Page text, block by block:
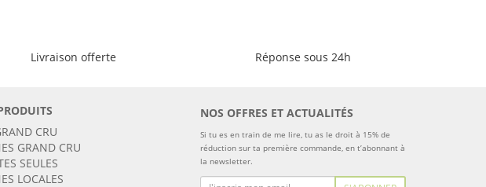
Livraison offerte Réponse sous 24h
CRU
GRAND CRU
SEULES
LOCALES
NOS OFFRES ET ACTUALITÉS
Si tu es en train de me lire, tu as le droit à 15% de
réduction sur ta première commande, en t’abonnant à
la newsletter.